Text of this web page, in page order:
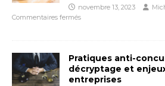
novembre 13, 2023
Commentaires fermés
Pratiques anti-
décryptage et
entreprises